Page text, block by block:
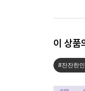
이 상품
#잔잔한